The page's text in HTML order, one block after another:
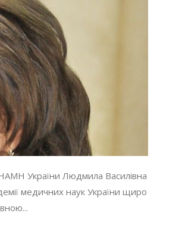
України Людмила Василівна
медичних наук України щиро